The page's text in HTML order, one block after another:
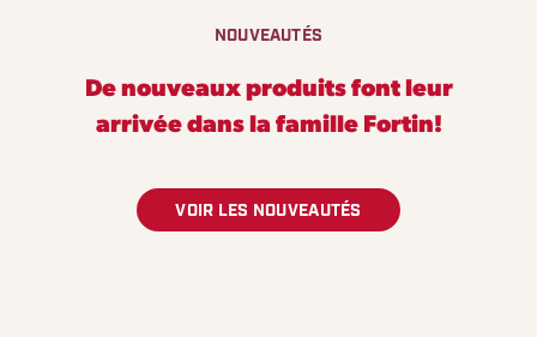
NOUVEAUTÉS
De nouveaux produits font leur
arrivée dans lafamille Fortin!
VOIR LES NOUVEAUTÉS